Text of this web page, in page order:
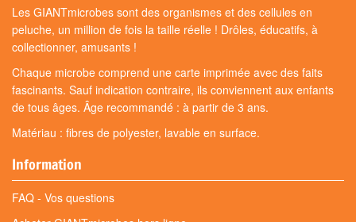
Les GIANTmicrobes sont des organismes et des cellules en
peluche, un million de fois la taille réelle ! Drôles, éducatifs, à
collectionner, amusants !
Chaque microbe comprend une carte imprimée avec des faits
fascinants. Sauf indication contraire, ils conviennent aux enfants
de tous âges. Âge recommandé : à partir de 3 ans.
Matériau : fibres de polyester, lavable en surface.
Information
FAQ - Vos questions